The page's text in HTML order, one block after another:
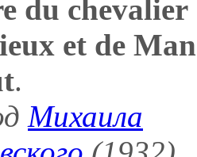
du chevalier
et de
.
Михаила